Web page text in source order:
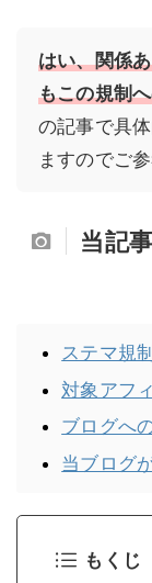
はい、関係
もこの規制
の記事で具
ますのでご
当記
ステマ規
対象アフ
ブログへ
当ブログ
もくじ